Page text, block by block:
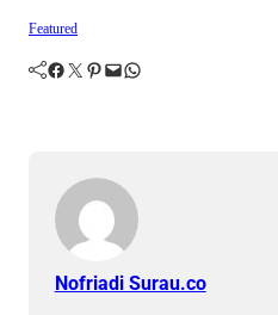
Featured
Facebook Twitter Pinterest Mail WhatsApp
Nofriadi Surau.co